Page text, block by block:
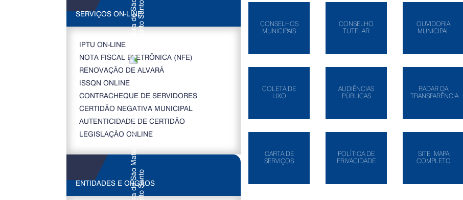
SERVIÇOS ON-LINE
IPTU ON-LINE
NOTA FISCAL ELETRÔNICA (NFE)
RENOVAÇÃO DE ALVARÁ
ISSQN ONLINE
CONTRACHEQUE DE SERVIDORES
CERTIDÃO NEGATIVA MUNICIPAL
AUTENTICIDADE DE CERTIDÃO
LEGISLAÇÃO ONLINE
ENTIDADES E ORGÃOS
CONSELHOS
MUNICIPAIS
CONSELHO
TUTELAR
OUVIDORIA
MUNICIPAL
COLETA DE
LIXO
AUDIÊNCIAS
PÚBLICAS
RADAR DA
TRANSPARÊNCIA
CARTA DE
SERVIÇOS
POLÍTICA DE
PRIVACIDADE
SITE: MAPA
COMPLETO